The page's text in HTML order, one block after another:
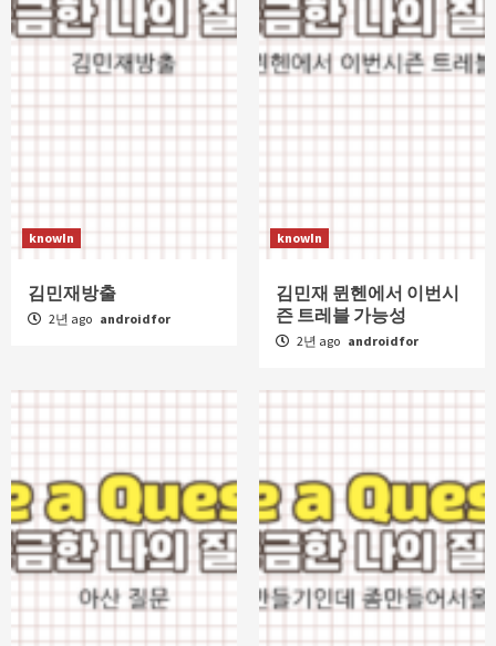
knowIn
김민재방출
2년 ago androidfor
knowIn
김민재 뮌헨에서 이번시
즌 트레블 가능성
2년 ago androidfor